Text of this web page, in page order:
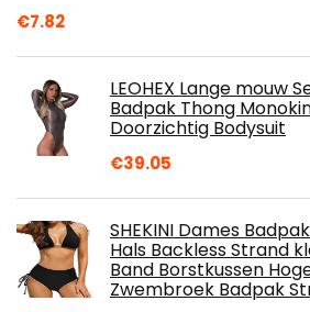
€7.82
LEOHEX Lange mouw
Badpak Thong
Doorzichtig Bodysuit
€39.05
SHEKINI Dames
Hals Backless Strand
Band Borstkussen
Zwembroek Badpak